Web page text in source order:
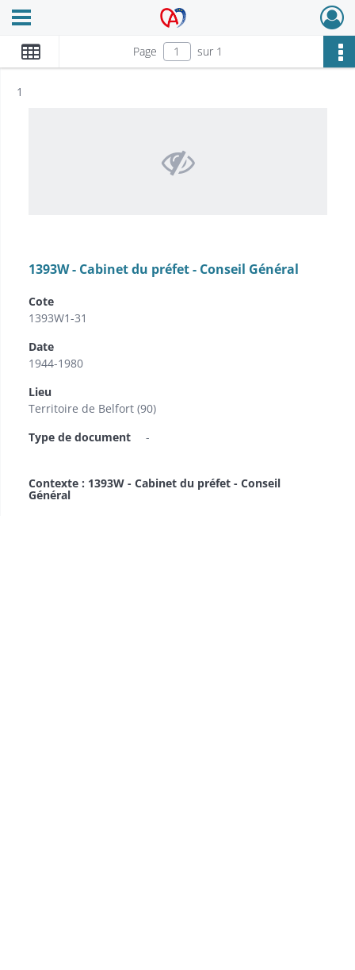
Archives Alsace - Colmar
Ouvrir le menu déroulant
Page sur 1
Résultat n°
1
1393W - Cabinet du préfet - Conseil Général
Cote
1393W1-31
Date
1944-1980
Lieu
Territoire de Belfort (90)
Type de document
-
Contexte : 1393W - Cabinet du préfet - Conseil
Général